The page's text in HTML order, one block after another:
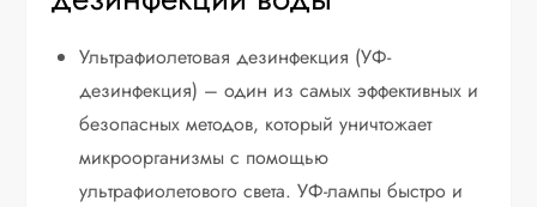
Ультрафиолетовая дезинфекция (УФ-
дезинфекция) – один из самых эффективных и
безопасных методов, который уничтожает
микроорганизмы с помощью
ультрафиолетового света. УФ-лампы быстро и